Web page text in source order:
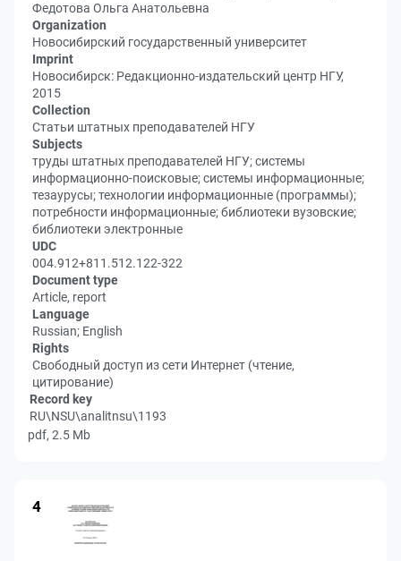
Федотова Ольга Анатольевна
Organization
Новосибирский государственный университет
Imprint
Новосибирск: Редакционно-издательский центр НГУ,
2015
Collection
Статьи штатных преподавателей НГУ
Subjects
труды штатных преподавателей НГУ; системы
информационно-поисковые; системы информационные;
тезаурусы; технологии информационные (программы);
потребности информационные; библиотеки вузовские;
библиотеки электронные
UDC
004.912+811.512.122-322
Document type
Article, report
Language
Russian; English
Rights
Свободный доступ из сети Интернет (чтение,
цитирование)
Record key
RU\NSU\analitnsu\1193
pdf, 2.5 Mb
4